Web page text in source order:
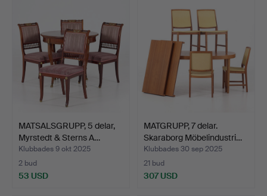
MATSALSGRUPP, 5 delar,
Myrstedt & Sterns A…
Klubbades 9 okt 2025
2 bud
53 USD
MATGRUPP, 7 delar.
Skaraborg Möbelindustri…
Klubbades 30 sep 2025
21 bud
307 USD